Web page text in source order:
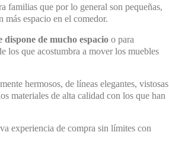
familias que por lo general son pequeñas,
más espacio en el comedor.
dispone de mucho espacio o para
los que acostumbra a mover los muebles
hermosos, de líneas elegantes, vistosas
materiales de alta calidad con los que han
experiencia de compra sin límites con